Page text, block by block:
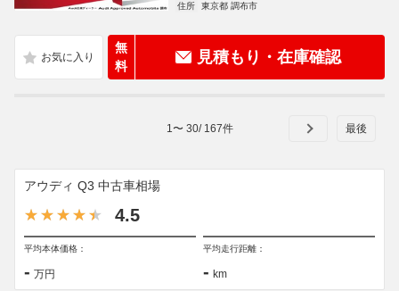
住所
東京都 調布市
無
料
見積もり・在庫確認
1 〜 30/ 167件
アウディ Q3 中古車相場
4.5
平均本体価格：
- 万円
平均走行距離：
- km